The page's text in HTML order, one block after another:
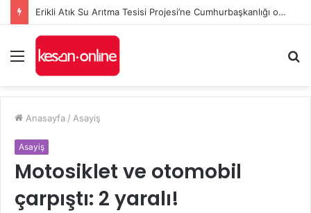
Erikli Atık Su Arıtma Tesisi Projesi’ne Cumhurbaşkanlığı onayı
Menü
...
Anasayfa / Asayiş
Asayiş
Motosiklet ve otomobil
çarpıştı: 2 yaralı!